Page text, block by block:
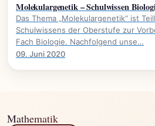
Molekulargenetik – Schulwissen
Das Thema „Molekulargenetik“ ist
Schulwissens der Oberstufe zur
Fach Biologie. Nachfolgend unse…
09. Juni 2020
Mathematik